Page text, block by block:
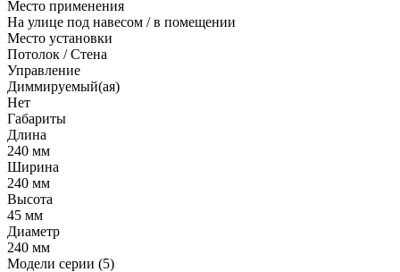
Место применения
На улице под навесом / в помещении
Место установки
Потолок / Cтена
Управление
Диммируемый(ая)
Нет
Габариты
Длина
240 мм
Ширина
240 мм
Высота
45 мм
Диаметр
240 мм
Модели серии (5)